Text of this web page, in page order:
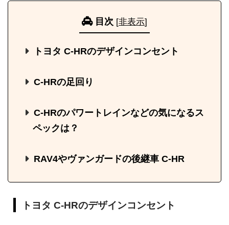
目次 [非表示]
トヨタ C-HRのデザインコンセント
C-HRの足回り
C-HRのパワートレインなどの気になるス
ペックは？
RAV4やヴァンガードの後継車 C-HR
トヨタ C-HRのデザインコンセント